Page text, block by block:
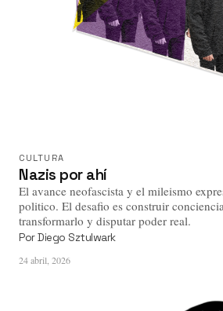
CULTURA
Nazis por ahí
El avance neofascista y el mileismo
politico. El desafio es construir
transformarlo y disputar poder real.
PorDiego Sztulwark
24 abril, 2026